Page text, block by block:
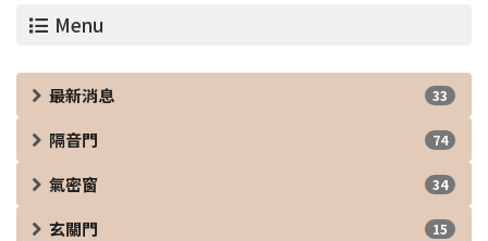
Menu
最新消息 33
隔音門 74
氣密窗 34
玄關門 15